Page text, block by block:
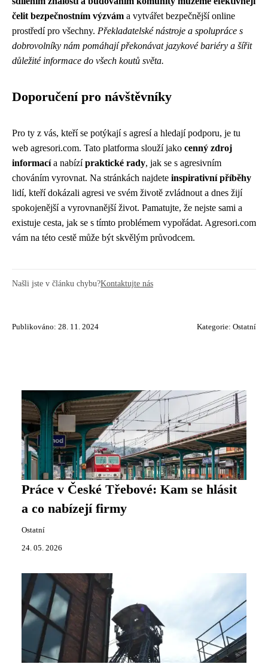
čelit bezpečnostním výzvám a vytvářet bezpečnější online
prostředí pro všechny. Překladatelské nástroje a spolupráce s
dobrovolníky nám pomáhají překonávat jazykové bariéry a šířit
důležité informace do všech koutů světa.
Doporučení pro návštěvníky
Pro ty z vás, kteří se potýkají s agresí a hledají podporu, je tu
web agresori.com. Tato platforma slouží jako cenný zdroj
informacía nabízípraktické rady, jak se s agresivním
chováním vyrovnat. Na stránkách najdete inspirativní příběhy
lidí, kteří dokázali agresi ve svém životě zvládnout a dnes žijí
spokojenější a vyrovnanější život. Pamatujte, že nejste sami a
existuje cesta, jak se s tímto problémem vypořádat. Agresori.com
vám na této cestě může být skvělým průvodcem.
Našli jste v článku chybu?Kontaktujte nás
Publikováno: 28. 11. 2024 Kategorie: Ostatní
Práce v České Třebové: Kam se hlásit
a co nabízejí firmy
Ostatní
24. 05. 2026